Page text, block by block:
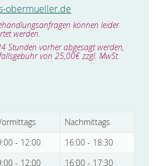
obermueller.de
können leider
werden.
Stunden vorher abgesagt werden,
von 25,00€ zzgl. MwSt.
Nachmittags
- 12:00
16:00 - 18:30
- 12:00
16:00 - 17:30